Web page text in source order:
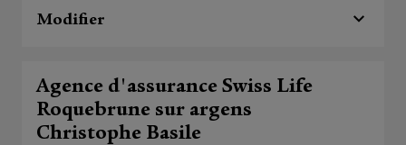
Modifier
Agence d'assurance Swiss Life
Roquebrune sur argens
Christophe Basile